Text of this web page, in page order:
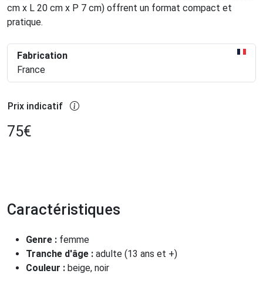
cm x L 20 cm x P 7 cm) offrent un format compact et
pratique.
Fabrication
France
Prix indicatif
75€
Caractéristiques
Genre : femme
Tranche d'âge : adulte (13 ans et +)
Couleur : beige, noir